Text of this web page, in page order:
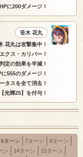
に200ダメージ！
笹木 花丸
花丸は攻撃集中！
クス・カリバー！
定の効果を半減！
555のダメージ！
タスを全て消去！
光輝25】を付与！
6ターン 7ターン
8ターン
ン 14ターン
15ターン